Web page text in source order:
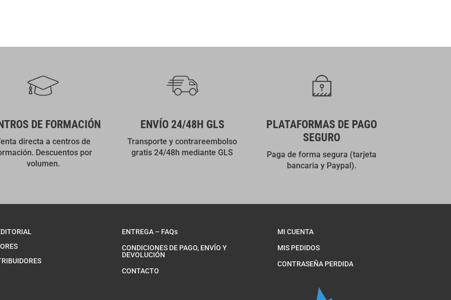
DE FORMACIÓN
directa a centros de
Descuentos por
volumen.
ENVÍO 24/48H GLS
Transporte y contrareembolso
gratis 24/48h mediante GLS
PLATAFORMAS DE PAGO
SEGURO
Paga de forma segura (tarjeta
bancaria y Paypal).
ENTREGA – FAQs
CONDICIONES DE PAGO, ENVÍO Y
DEVOLUCIÓN
CONTACTO
MI CUENTA
MIS PEDIDOS
CONTRASEÑA PERDIDA